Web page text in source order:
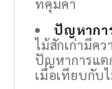
ปัญหากา
ไม้สักเก่ามีค
ปัญหาการแต
เมื่อเทียบกับ